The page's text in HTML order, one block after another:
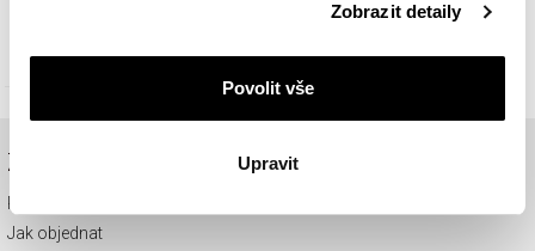
Zásadách ochrany osobních údajů
Zobrazit detaily
Povolit vše
Upravit
Nejnižší cena:2 519Kč (-30%)
ZÁKAZNICKÉ SLUŽBY
Platba a doručení
Jak objednat